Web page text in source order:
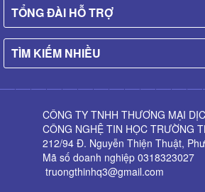
TỔNG ĐÀI HỖ TRỢ
TÌM KIẾM NHIỀU
CÔNG TY TNHH THƯƠNG MẠI
CÔNG NGHỆ TIN HỌC TRƯỜNG
Mã số doanh nghiệp 0318323027
truongthinhq3@gmail.com